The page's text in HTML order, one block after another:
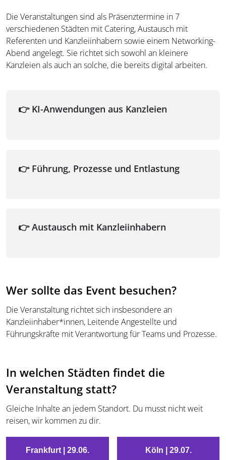
Die Veranstaltungen sind als Präsenztermine in 7
verschiedenen Städten mit Catering, Austausch mit
Referenten und Kanzleiinhabern sowie einem Networking-
Abend angelegt. Sie richtet sich sowohl an kleinere
Kanzleien als auch an solche, die bereits digital arbeiten.
👉 KI-Anwendungen aus Kanzleien
👉 Führung, Prozesse und Entlastung
👉 Austausch mit Kanzleiinhabern
Wer sollte das Event besuchen?
Die Veranstaltung richtet sich insbesondere an
Kanzleiinhaber*innen, Leitende Angestellte und
Führungskräfte mit Verantwortung für Teams und Prozesse.
In welchen Städten findet die
Veranstaltung statt?
Gleiche Inhalte an jedem Standort. Du musst nicht weit
reisen, wir kommen zu dir.
Frankfurt | 29.06. Köln | 29.07.